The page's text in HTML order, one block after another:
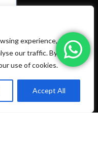
experience, serve
our traffic. By
use of cookies.
Accept All